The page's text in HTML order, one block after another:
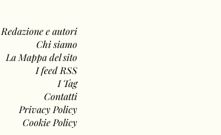
Redazione e autori
Chi siamo
La Mappa del sito
I feed RSS
I Tag
Contatti
Privacy Policy
Cookie Policy